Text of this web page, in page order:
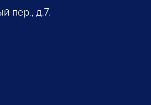
пер., д.7.